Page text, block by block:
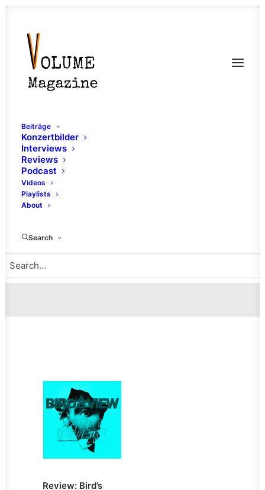
Beiträge
Konzertbilder
Interviews
Reviews
Podcast
Videos
Playlists
About
Search
Review: Bird’s